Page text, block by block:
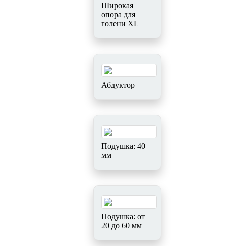
Широкая
опора для
голени XL
Абдуктор
Подушка: 40
мм
Подушка: от
20 до 60 мм